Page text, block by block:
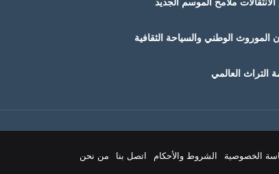
الموروث الوطني والسياحة الثقافية
التراث العالمي
الخصوصية الشروط والأحكام اتصل بنا من نحن